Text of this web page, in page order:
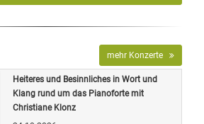
mehr Konzerte
Heiteres und Besinnliches in Wort und
Klang rund um das Pianoforte mit
Christiane Klonz